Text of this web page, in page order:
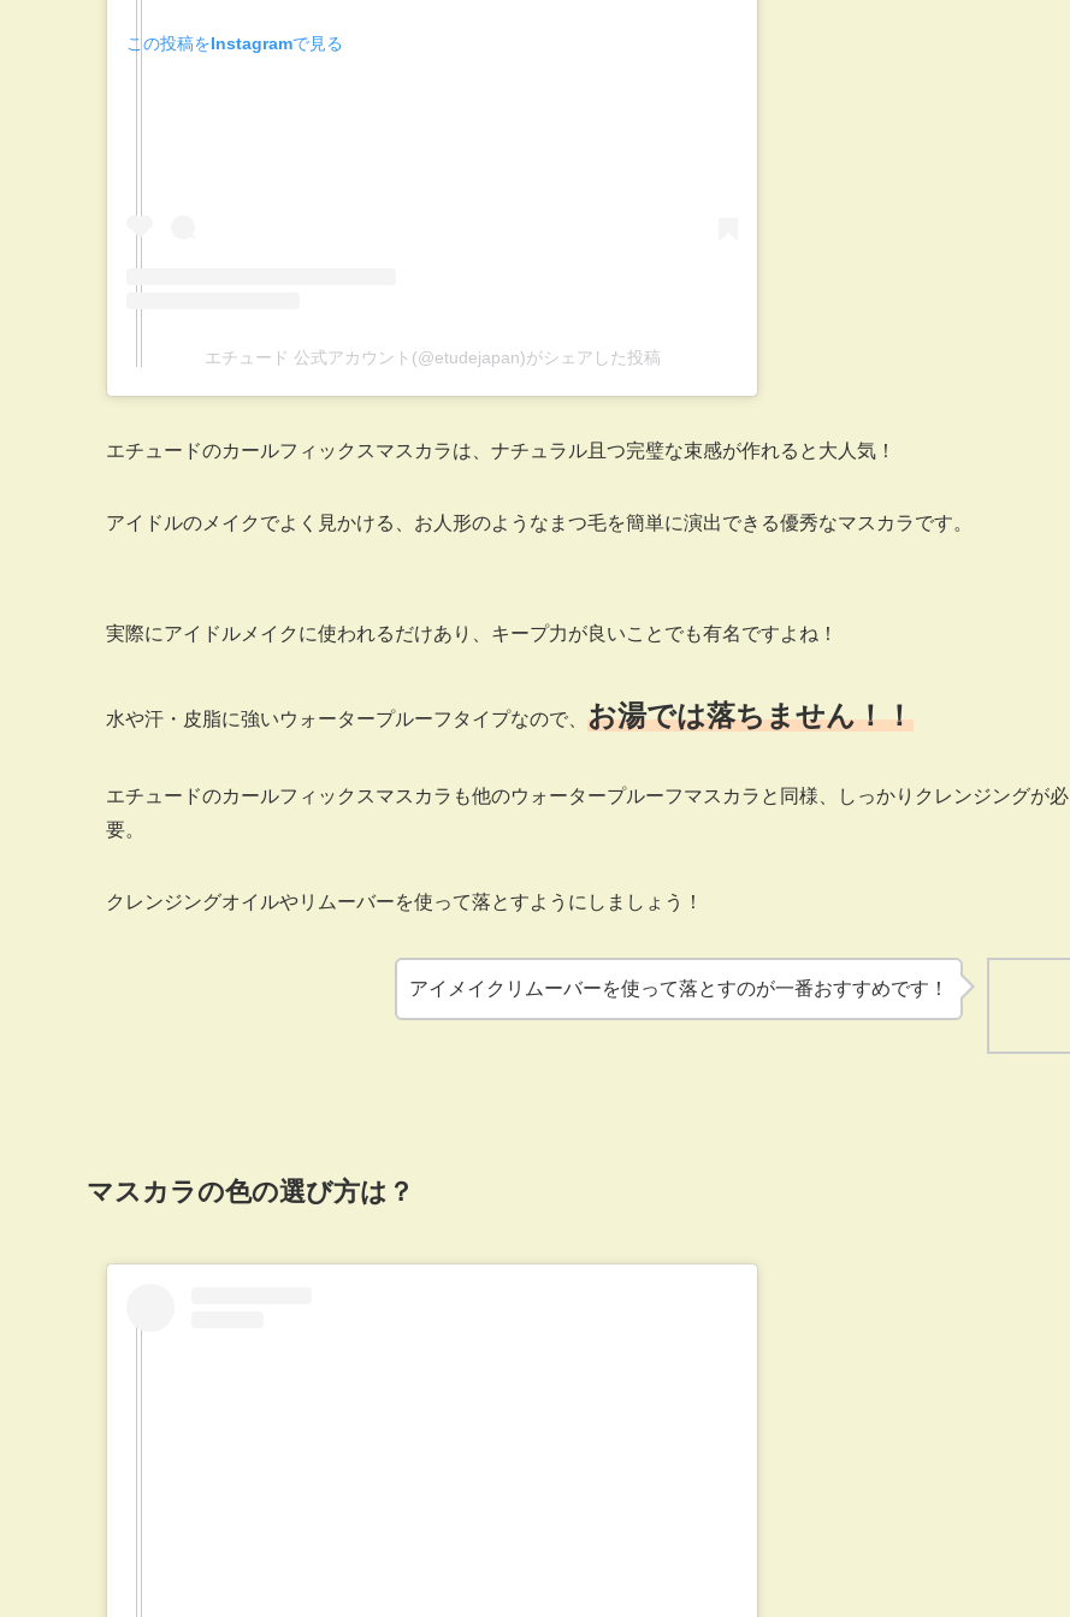
この投稿をInstagramで見る
エチュード 公式アカウント(@etudejapan)がシェアした投稿
エチュードのカールフィックスマスカラは、ナチュラル且つ完璧な束感が作れると大人気！
アイドルのメイクでよく見かける、お人形のようなまつ毛を簡単に演出できる優秀なマスカラです。
実際にアイドルメイクに使われるだけあり、キープ力が良いことでも有名ですよね！
水や汗・皮脂に強いウォータープルーフタイプなので、 お湯では落ちません！！
エチュードのカールフィックスマスカラも他のウォータープルーフマスカラと同様、しっかりクレンジングが必
要。
クレンジングオイルやリムーバーを使って落とすようにしましょう！
アイメイクリムーバーを使って落とすのが一番おすすめです！
マスカラの色の選び方は？